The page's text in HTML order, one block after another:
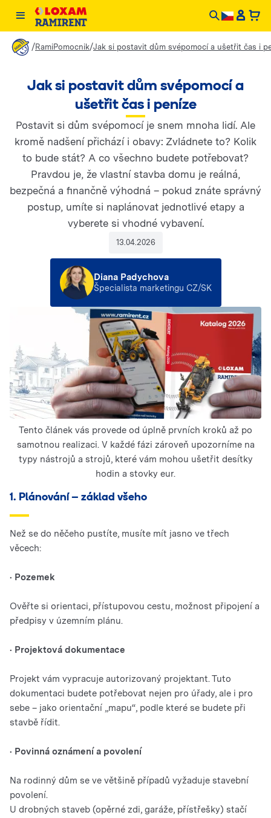
/RamiPomocnik/Jak si postavit dům svépomocí a ušetřit čas i
Jak si postavit dům svépomocí a
ušetřit čas i peníze
Postavit si dům svépomocí je snem mnoha lidí. Ale
kromě nadšení přichází i obavy: Zvládnete to? Kolik
to bude stát? A co všechno budete potřebovat?
Pravdou je, že vlastní stavba domu je reálná,
bezpečná a finančně výhodná – pokud znáte správný
postup, umíte si naplánovat jednotlivé etapy a
vyberete si vhodné vybavení.
13.04.2026
Diana Padychova
Špecialista marketingu CZ/SK
Tento článek vás provede od úplně prvních kroků až po
samotnou realizaci. V každé fázi zároveň upozorníme na
typy nástrojů a strojů, které vám mohou ušetřit desítky
hodin a stovky eur.
1. Plánování – základ všeho
Než se do něčeho pustíte, musíte mít jasno ve třech
věcech:
• Pozemek
Ověřte si orientaci, přístupovou cestu, možnost připojení a
předpisy v územním plánu.
• Projektová dokumentace
Projekt vám vypracuje autorizovaný projektant. Tuto
dokumentaci budete potřebovat nejen pro úřady, ale i pro
sebe – jako orientační „mapu“, podle které se budete při
stavbě řídit.
• Povinná oznámení a povolení
Na rodinný dům se ve většině případů vyžaduje stavební
povolení.
U drobných staveb (opěrné zdi, garáže, přístřešky) stačí